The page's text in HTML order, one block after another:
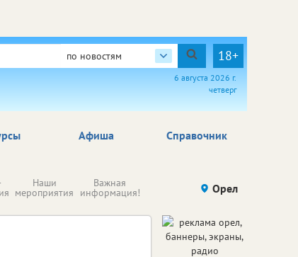
по новостям 18+
6 августа 2026 г.
четверг
Афиша Справочник
Наши
мероприятия
Важная
информация! Происшествия Здоровье
Орел